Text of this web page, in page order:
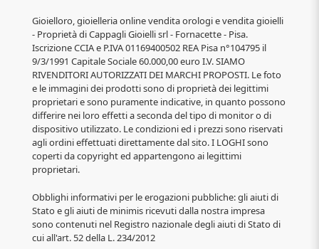
Gioielloro, gioielleria online vendita orologi e vendita gioielli
- Proprietà di Cappagli Gioielli srl - Fornacette - Pisa.
Iscrizione CCIA e P.IVA 01169400502 REA Pisa n°104795 il
9/3/1991 Capitale Sociale 60.000,00 euro I.V. SIAMO
RIVENDITORI AUTORIZZATI DEI MARCHI PROPOSTI. Le foto
e le immagini dei prodotti sono di proprietà dei legittimi
proprietari e sono puramente indicative, in quanto possono
differire nei loro effetti a seconda del tipo di monitor o di
dispositivo utilizzato. Le condizioni ed i prezzi sono riservati
agli ordini effettuati direttamente dal sito. I LOGHI sono
coperti da copyright ed appartengono ai legittimi
proprietari.
Obblighi informativi per le erogazioni pubbliche: gli aiuti di
Stato e gli aiuti de minimis ricevuti dalla nostra impresa
sono contenuti nel Registro nazionale degli aiuti di Stato di
cui all'art. 52 della L. 234/2012